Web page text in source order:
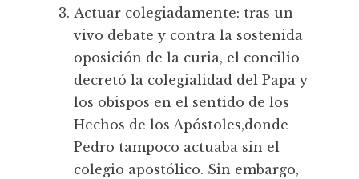
Actuar colegiadamente: tras un
vivo debate y contra la sostenida
oposición de la curia, el concilio
decretó la colegialidad del Papa y
los obispos en el sentido de los
Hechos de los Apóstoles,donde
Pedro tampoco actuaba sin el
colegio apostólico. Sin embargo,